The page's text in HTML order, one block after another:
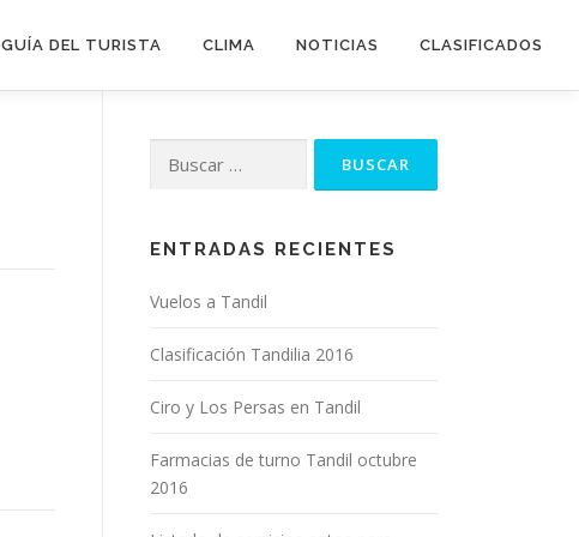
GUÍA DEL TURISTA CLIMA NOTICIAS CLASIFICADOS
ENTRADAS RECIENTES
Vuelos a Tandil
Clasificación Tandilia 2016
Ciro y Los Persas en Tandil
Farmacias de turno Tandil octubre
2016